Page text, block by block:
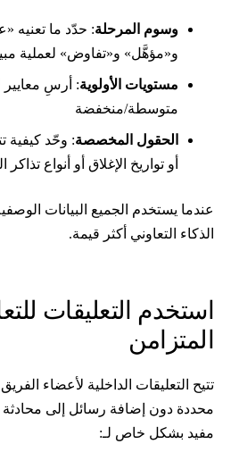
وسوم المرحلة: حدّد ما تعنيه
و«مؤهَّل» و«تفاوض» لعملية مبيعاتك
مستويات الأولوية: أرسِ معايير
متوسطة/منخفضة
الحقول المخصصة: وحّد كيفية
أو تواريخ الإغلاق أو أنواع تذاكر الدعم
يستخدم الجميع البيانات الوصفية
التعاوني أكثر قيمة.
التعليقات
التعليقات الداخلية لأعضاء الفريق
بشكل خاص لـ: